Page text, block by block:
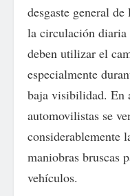
desgaste general
la circulación diaria
deben utilizar el
especialmente
baja visibilidad. En
automovilistas se
considerablemente
maniobras bruscas
vehículos.